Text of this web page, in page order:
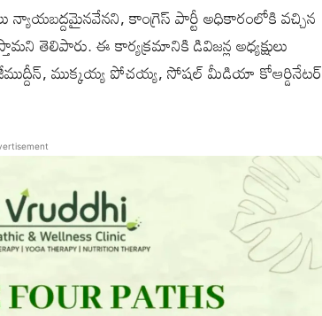
కాంగ్రెస్ పార్టీ అధికారంలోకి వచ్చిన
తెలిపారు. ఈ కార్యక్రమానికి డివిజన్ల అధ్యక్షులు
ముక్కయ్య పోచయ్య, సోషల్ మీడియా కోఆర్డినేటర్